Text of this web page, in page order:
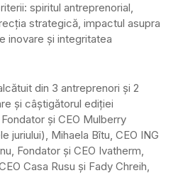
spiritul antreprenorial,
strategică, impactul asupra
inovare şi integritatea
din 3 antreprenori și 2
și câștigătorul ediției
și CEO Mulberry
juriului), Mihaela Bîtu, CEO ING
Fondator și CEO Ivatherm,
Casa Rusu și Fady Chreih,